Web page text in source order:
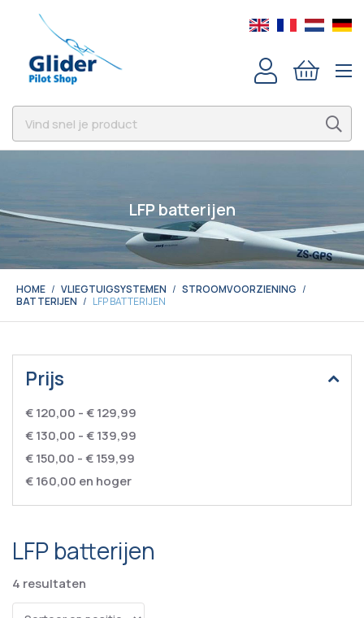
LFP batterijen
HOME VLIEGTUIGSYSTEMEN
STROOMVOORZIENING
BATTERIJEN
LFP BATTERIJEN
LFP batterijen
4 resultaten
Prijs
€ 120,00 -€ 129,99
€ 130,00 -€ 139,99
€ 150,00 -€ 159,99
€ 160,00 en hoger